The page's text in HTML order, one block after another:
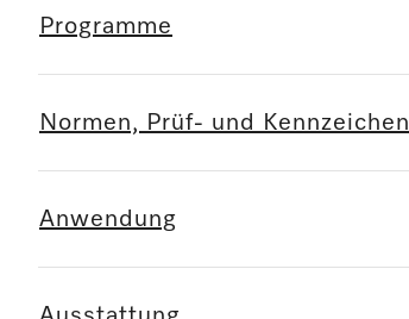
Programme
Normen, Prüf- und Kennzeichen
Anwendung